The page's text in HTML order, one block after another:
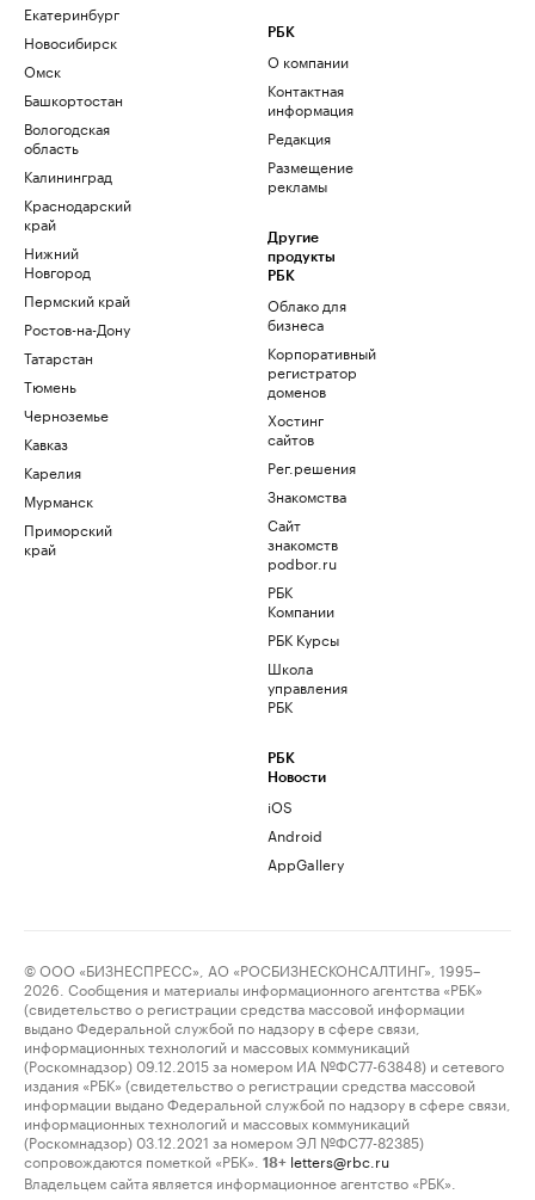
Екатеринбург
Новосибирск
Омск
Башкортостан
Вологодская
область
Калининград
Краснодарский
край
Нижний
Новгород
Пермский край
Ростов-на-Дону
Татарстан
Тюмень
Черноземье
Кавказ
Карелия
Мурманск
Приморский
край
РБК
О компании
Контактная
информация
Редакция
Размещение
рекламы
Другие
продукты
РБК
Облако для
бизнеса
Корпоративный
регистратор
доменов
Хостинг
сайтов
Рег.решения
Знакомства
Сайт
знакомств
podbor.ru
РБК
Компании
РБК Курсы
Школа
управления
РБК
РБК
Новости
iOS
Android
AppGallery
© ООО «БИЗНЕСПРЕСС», АО «РОСБИЗНЕСКОНСАЛТИНГ», 1995–
2026. Сообщения и материалы информационного агентства «РБК»
(свидетельство о регистрации средства массовой информации
выдано Федеральной службой по надзору в сфере связи,
информационных технологий и массовых коммуникаций
(Роскомнадзор) 09.12.2015 за номером ИА №ФС77-63848) и сетевого
издания «РБК» (свидетельство о регистрации средства массовой
информации выдано Федеральной службой по надзору в сфере связи,
информационных технологий и массовых коммуникаций
(Роскомнадзор) 03.12.2021 за номером ЭЛ №ФС77-82385)
сопровождаются пометкой «РБК».
18+ letters@rbc.ru
Владельцем сайта является информационное агентство «РБК».